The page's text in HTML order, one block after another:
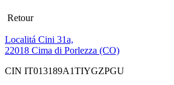
Retour
Localitá Cini 31a,
22018 Cima di Porlezza (CO)
CIN IT013189A1TIYGZPGU